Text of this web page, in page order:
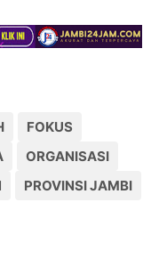
FOKUS
ORGANISASI
PROVINSI JAMBI